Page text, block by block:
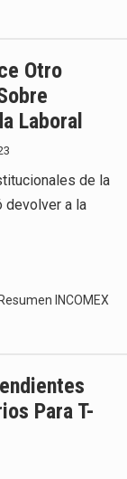
Otro
Laboral
de la
devolver a la
Resumen INCOMEX
Para T-